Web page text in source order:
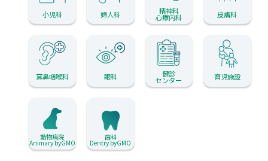
小児科 婦人科 精神科
心療内科 皮膚科
耳鼻咽喉科 眼科 健診
センター 育児施設
動物病院
Animary byGMO
歯科
Dentry byGMO